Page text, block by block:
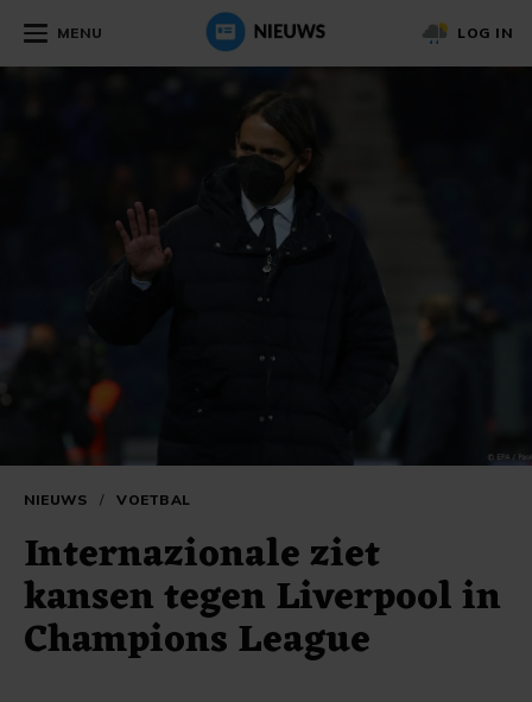
MENU LOG IN
NIEUWS / VOETBAL
Internazionale ziet
kansen tegen Liverpool in
Champions League